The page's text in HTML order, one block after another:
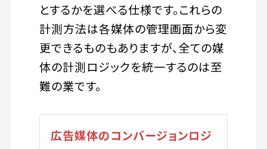
とするかを選べる仕様です。これらの
計測方法は各媒体の管理画面から変
更できるものもありますが、全ての媒
体の計測ロジックを統一するのは至
難の業です。
広告媒体のコンバージョンロジ